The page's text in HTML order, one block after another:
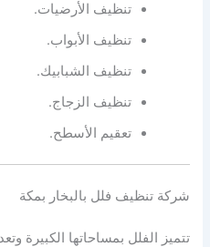
تنظيف الأرضيات.
تنظيف الأبواب.
تنظيف الشبابيك.
تنظيف الزجاج.
تعقيم الأسطح.
شركة تنظيف فلل بالبخار بمكة
تتميز الفلل بمساحاتها الكبيرة